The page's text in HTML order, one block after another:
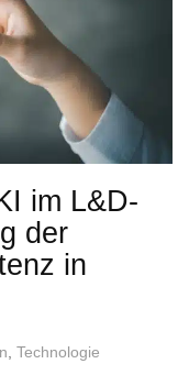
im L&D-
der
in
Technologie